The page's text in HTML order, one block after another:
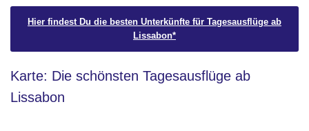
Hier findest Du die besten Unterkünfte für Tagesausflüge ab
Lissabon*
Karte: Die schönsten Tagesausflüge ab
Lissabon